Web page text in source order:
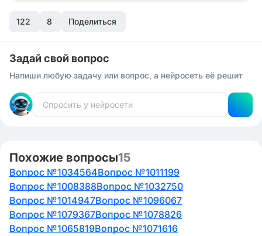
122 8 Поделиться
Задай свой вопрос
Напиши любую задачу или вопрос, а нейросеть её решит
Похожие вопросы15
Вопрос №1034564Вопрос №1011199
Вопрос №1008388Вопрос №1032750
Вопрос №1014947Вопрос №1096067
Вопрос №1079367Вопрос №1078826
Вопрос №1065819Вопрос №1071616